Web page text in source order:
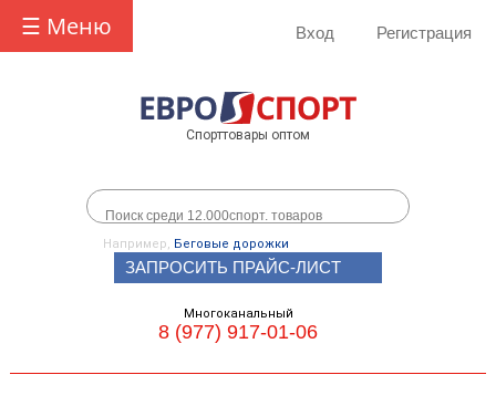
☰ Меню Вход Регистрация
Спорттовары оптом
Например, Беговые дорожки
ЗАПРОСИТЬ ПРАЙС-ЛИСТ
Многоканальный
8 (977) 917-01-06